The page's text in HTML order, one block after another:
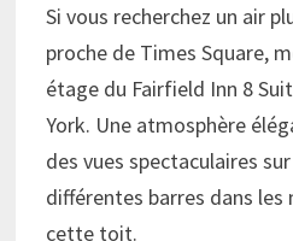
Si vous recherchez un air
proche de Times Square,
étage du Fairfield Inn 8
York. Une atmosphère
des vues spectaculaires
différentes barres dans les
cette toit.